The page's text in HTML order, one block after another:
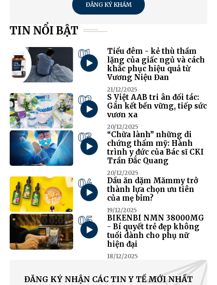
ĐĂNG KÝ KHÁM
TIN NỔI BẬT
01
Tiểu đêm - kẻ thù thầm
lặng của giấc ngủ và cách
khắc phục hiệu quả từ
Vương Niệu Đan
21/12/2025
02
S Việt AAB tri ân đối tác:
Gắn kết bền vững, tiếp sức
vươn xa
20/12/2025
03
“Chữa lành” những di
chứng thẩm mỹ: Hành
trình y đức của Bác sĩ CKI
Trần Đắc Quang
20/12/2025
04
Dầu ăn dặm Mămmy trở
thành lựa chọn ưu tiên
của mẹ bỉm?
19/12/2025
05
BIKENBI NMN 38000MG
- Bí quyết trẻ đẹp không
tuổi dành cho phụ nữ
hiện đại
18/12/2025
ĐĂNG KÝ NHẬN CÁC TIN Y TẾ MỚI NHẤT